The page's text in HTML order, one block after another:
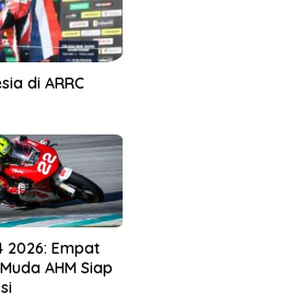
di ARRC
2026: Empat
AHM Siap